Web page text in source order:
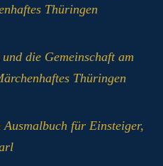
Thüringen
die Gemeinschaft am
Thüringen
für Einsteiger,